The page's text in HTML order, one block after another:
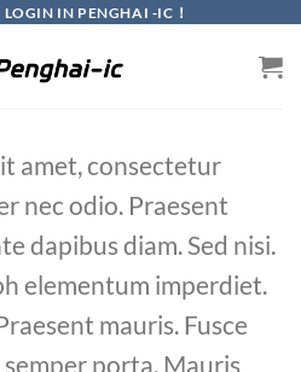
IN PENGHAI -IC！
amet, consectetur
nec odio. Praesent
dapibus diam. Sed nisi.
elementum imperdiet.
mauris. Fusce
porta. Mauris